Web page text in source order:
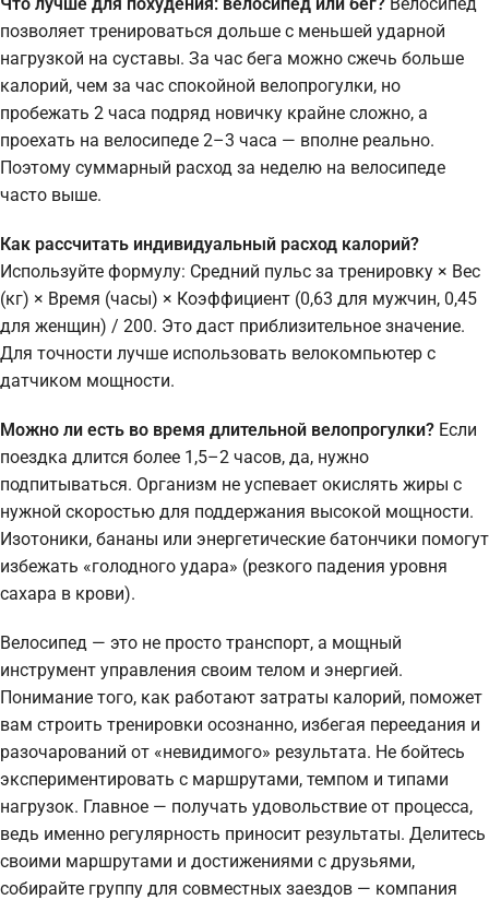
позволяет тренироваться дольше с меньшей ударной
нагрузкой на суставы. За час бега можно сжечь больше
калорий, чем за час спокойной велопрогулки, но
пробежать 2 часа подряд новичку крайне сложно, а
проехать на велосипеде 2–3 часа — вполне реально.
Поэтому суммарный расход за неделю на велосипеде
часто выше.
Как рассчитать индивидуальный расход калорий?
Используйте формулу: Средний пульс за тренировку × Вес
(кг) × Время (часы) × Коэффициент (0,63 для мужчин, 0,45
для женщин) / 200. Это даст приблизительное значение.
Для точности лучше использовать велокомпьютер с
датчиком мощности.
Можно ли есть во время длительной велопрогулки? Если
поездка длится более 1,5–2 часов, да, нужно
подпитываться. Организм не успевает окислять жиры с
нужной скоростью для поддержания высокой мощности.
Изотоники, бананы или энергетические батончики помогут
избежать «голодного удара» (резкого падения уровня
сахара в крови).
Велосипед — это не просто транспорт, а мощный
инструмент управления своим телом и энергией.
Понимание того, как работают затраты калорий, поможет
вам строить тренировки осознанно, избегая переедания и
разочарований от «невидимого» результата. Не бойтесь
экспериментировать с маршрутами, темпом и типами
нагрузок. Главное — получать удовольствие от процесса,
ведь именно регулярность приносит результаты. Делитесь
своими маршрутами и достижениями с друзьями,
собирайте группу для совместных заездов — компания